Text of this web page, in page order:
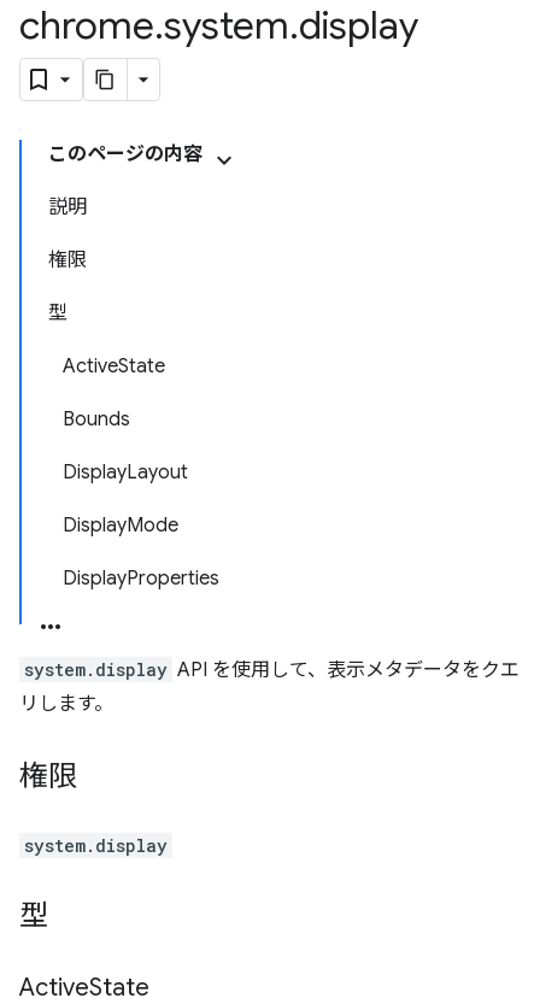
chrome.system.display
このページの内容
説明
権限
型
ActiveState
Bounds
DisplayLayout
DisplayMode
DisplayProperties
system.display API を使用して、表示メタデータをクエ
リします。
権限
system.display
型
ActiveState